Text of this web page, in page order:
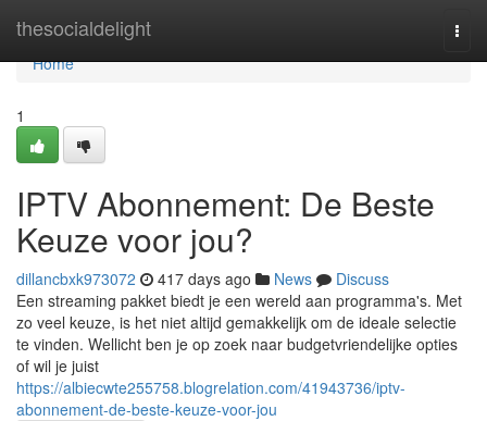
thesocialdelight
Home
Home
1
IPTV Abonnement: De Beste
Keuze voor jou?
dillancbxk973072 417 days ago News
Discuss
Een streaming pakket biedt je een wereld aan programma's. Met
zo veel keuze, is het niet altijd gemakkelijk om de ideale selectie
te vinden. Wellicht ben je op zoek naar budgetvriendelijke opties
of wil je juist
https://albiecwte255758.blogrelation.com/41943736/iptv-
abonnement-de-beste-keuze-voor-jou